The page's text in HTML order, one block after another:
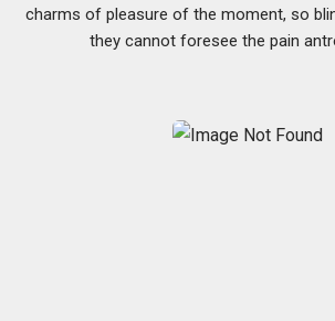
charms of pleasure of the moment, so
they cannot foresee the pain